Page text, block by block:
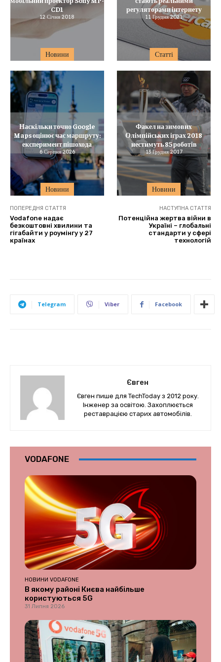
Новини
CD1
12 Січня 2018
Статті
регуляторами інтернету
11 Грудня 2021
Новини
Наскільки точно Google
Maps оцінює час маршруту:
експеримент пішохода
6 Серпня 2026
Новини
Факел на зимових
Олімпійських іграх 2018
нестимуть 85 роботів
13 Грудня 2017
ПОПЕРЕДНЯ СТАТТЯ
Vodafone надає
безкоштовні хвилини та
гігабайти у роумінгу у 27
країнах
НАСТУПНА СТАТТЯ
Потенційна жертва війни в
Україні – глобальні
стандарти у сфері
технологій
Telegram Viber Facebook
Євген
Євген пише для TechToday з 2012 року.
Інженер за освітою. Захоплюється
реставрацією старих автомобілів.
VODAFONE
НОВИНИ VODAFONE
В якому районі Києва найбільше
користуються 5G
31 Липня 2026